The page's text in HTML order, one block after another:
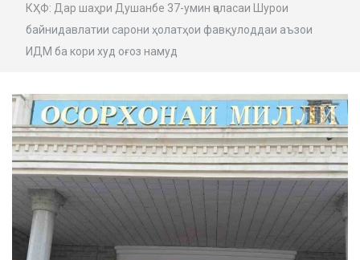
КҲФ: Дар шаҳри Душанбе 37-умин ҷаласаи Шурои
байнидавлатии сарони ҳолатҳои фавқулоддаи аъзои
ИДМ ба кори худ оғоз намуд